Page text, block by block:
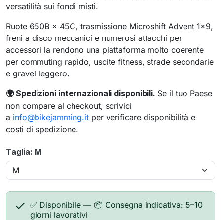
versatilità sui fondi misti.
Ruote 650B × 45C, trasmissione Microshift Advent 1×9,
freni a disco meccanici e numerosi attacchi per
accessori la rendono una piattaforma molto coerente
per commuting rapido, uscite fitness, strade secondarie
e gravel leggero.
🌍Spedizioni internazionali disponibili. Se il tuo Paese
non compare al checkout, scrivici
a info@bikejamming.it per verificare disponibilità e
costi di spedizione.
Taglia: M
 ✅ Disponibile — 📦 Consegna indicativa: 5–10
giorni lavorativi